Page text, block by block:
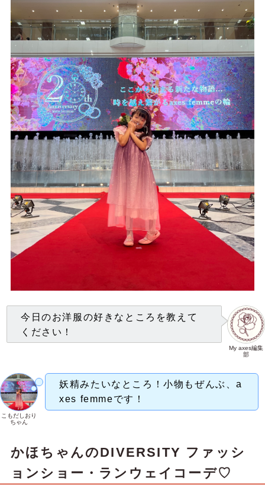
My axes編集
部
今日のお洋服の好きなところを教えて
ください！
こもだしおり
ちゃん
妖精みたいなところ！小物もぜんぶ、a
xes femmeです！
かほちゃんのDIVERSITY ファッシ
ョンショー・ランウェイコーデ♡